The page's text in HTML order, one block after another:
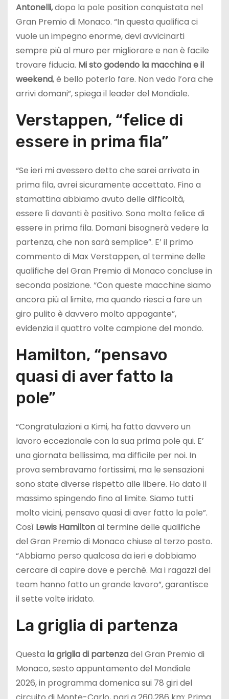
Antonelli,dopo la pole position conquistata nel
Gran Premio di Monaco. “In questa qualifica ci
vuole un impegno enorme, devi avvicinarti
sempre più al muro per migliorare e non è facile
trovare fiducia. Mi sto godendo la macchina e il
weekend, è bello poterlo fare. Non vedo l’ora che
arrivi domani”, spiega il leader del Mondiale.
Verstappen, “felice di
essere in prima fila”
“Se ieri mi avessero detto che sarei arrivato in
prima fila, avrei sicuramente accettato. Fino a
stamattina abbiamo avuto delle difficoltà,
essere lì davanti è positivo. Sono molto felice di
essere in prima fila. Domani bisognerà vedere la
partenza, che non sarà semplice”. E’ il primo
commento di Max Verstappen, al termine delle
qualifiche del Gran Premio di Monaco concluse in
seconda posizione. “Con queste macchine siamo
ancora più al limite, ma quando riesci a fare un
giro pulito è davvero molto appagante”,
evidenzia il quattro volte campione del mondo.
Hamilton, “pensavo
quasi di aver fatto la
pole”
“Congratulazioni a Kimi, ha fatto davvero un
lavoro eccezionale con la sua prima pole qui. E’
una giornata bellissima, ma difficile per noi. In
prova sembravamo fortissimi, ma le sensazioni
sono state diverse rispetto alle libere. Ho dato il
massimo spingendo fino al limite. Siamo tutti
molto vicini, pensavo quasi di aver fatto la pole”.
Così Lewis Hamiltonal termine delle qualifiche
del Gran Premio di Monaco chiuse al terzo posto.
“Abbiamo perso qualcosa da ieri e dobbiamo
cercare di capire dove e perchè. Ma i ragazzi del
team hanno fatto un grande lavoro”, garantisce
il sette volte iridato.
La griglia di partenza
Questa la griglia di partenzadel Gran Premio di
Monaco, sesto appuntamento del Mondiale
2026, in programma domenica sui 78 giri del